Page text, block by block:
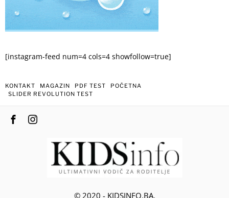
[instagram-feed num=4 cols=4 showfollow=true]
KONTAKT MAGAZIN PDF TEST
POČETNA
SLIDER REVOLUTION TEST
© 2020 - KIDSINFO.BA.